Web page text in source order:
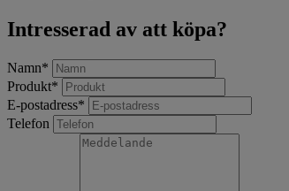
Intresserad av att köpa?
Namn*
Produkt*
E-postadress*
Telefon